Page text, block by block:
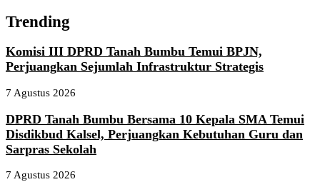
Trending
Komisi III DPRD Tanah Bumbu Temui BPJN,
Perjuangkan Sejumlah Infrastruktur Strategis
7 Agustus 2026
DPRD Tanah Bumbu Bersama 10 Kepala SMA Temui
Disdikbud Kalsel, Perjuangkan Kebutuhan Guru dan
Sarpras Sekolah
7 Agustus 2026